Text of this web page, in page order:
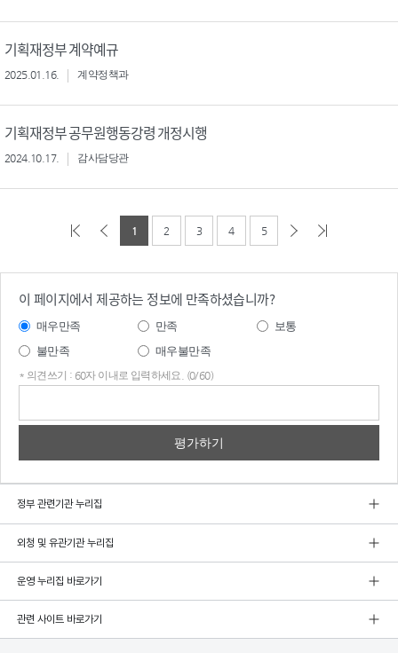
기획재정부 계약예규
2025.01.16. 계약정책과
기획재정부 공무원행동강령 개정시행
2024.10.17. 감사담당관
1 2 3 4 5
이 페이지에서 제공하는 정보에 만족하셨습니까?
매우만족 만족
보통
불만족
매우불만족
* 의견쓰기 : 60자 이내로 입력하세요. (0/60)
정부 관련기관 누리집
외청 및 유관기관 누리집
운영 누리집 바로가기
관련 사이트 바로가기